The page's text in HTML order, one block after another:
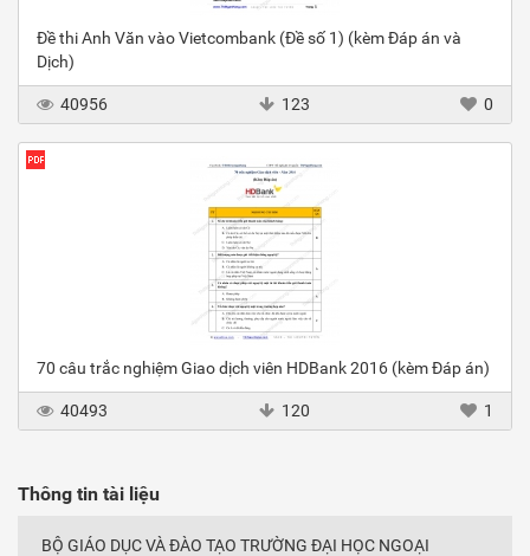
Đề thi Anh Văn vào Vietcombank (Đề số 1) (kèm Đáp án và
Dịch)
40956 123 0
70 câu trắc nghiệm Giao dịch viên HDBank 2016 (kèm Đáp án)
40493 120 1
Thông tin tài liệu
BỘ GIÁO DỤC VÀ ĐÀO TẠO TRƯỜNG ĐẠI HỌC NGOẠI